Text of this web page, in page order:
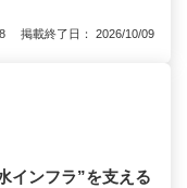
掲載終了日： 2026/10/09
インフラ”を支える